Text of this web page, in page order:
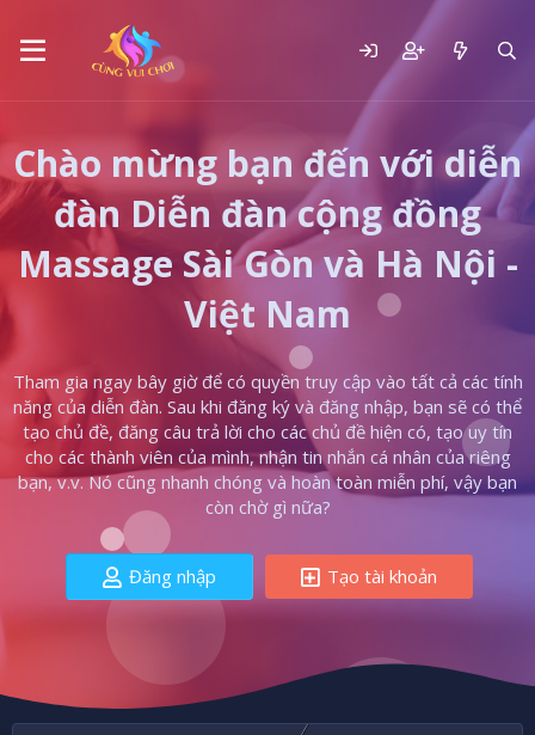
Chào mừng bạn đến với diễn
đàn Diễn đàn cộng đồng
Massage Sài Gòn và Hà Nội -
Việt Nam
Tham gia ngay bây giờ để có quyền truy cập vào tất cả các tính
năng của diễn đàn. Sau khi đăng ký và đăng nhập, bạn sẽ có thể
tạo chủ đề, đăng câu trả lời cho các chủ đề hiện có, tạo uy tín
cho các thành viên của mình, nhận tin nhắn cá nhân của riêng
bạn, v.v. Nó cũng nhanh chóng và hoàn toàn miễn phí, vậy bạn
còn chờ gì nữa?
Đăng nhập Tạo tài khoản